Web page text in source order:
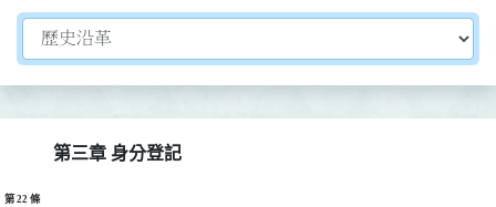
切換選擇法規資訊內容
第三章 身分登記
第 22 條